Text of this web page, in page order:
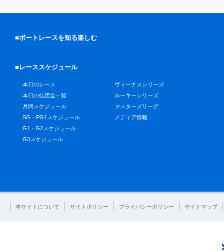
■ボートレースを知る楽しむ
■レーススケジュール
本日のレース
本日の払戻金一覧
月間スケジュール
SG・PG1スケジュール
G1・G2スケジュール
G3スケジュール
ヴィーナスシリーズ
ルーキーシリーズ
マスターズリーグ
メディア情報
本サイトについて サイトポリシー プライバシーポリシー サイトマップ